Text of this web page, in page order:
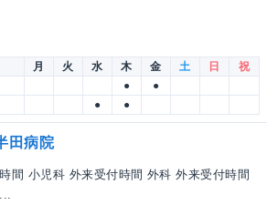
月 火 水 木 金 土 日
祝
●
●
● ●
田病院
間 小児科 外来受付時間 外科 外来受付時間